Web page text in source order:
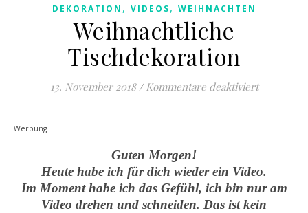
DEKORATION , VIDEOS, WEIHNACHTEN
Weihnachtliche
Tischdekoration
13. November 2018 / Kommentare deaktiviertfür
Werbung
Guten Morgen!
Heute habe ich für dich wieder ein Video.
Im Moment habe ich das Gefühl, ich bin nur am
Video drehen und schneiden. Das ist kein